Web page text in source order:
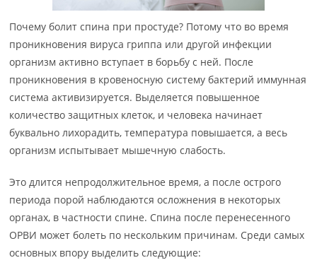
Почему болит спина при простуде? Потому что во время
проникновения вируса гриппа или другой инфекции
организм активно вступает в борьбу с ней. После
проникновения в кровеносную систему бактерий иммунная
система активизируется. Выделяется повышенное
количество защитных клеток, и человека начинает
буквально лихорадить, температура повышается, а весь
организм испытывает мышечную слабость.
Это длится непродолжительное время, а после острого
периода порой наблюдаются осложнения в некоторых
органах, в частности спине. Спина после перенесенного
ОРВИ может болеть по нескольким причинам. Среди самых
основных впору выделить следующие: